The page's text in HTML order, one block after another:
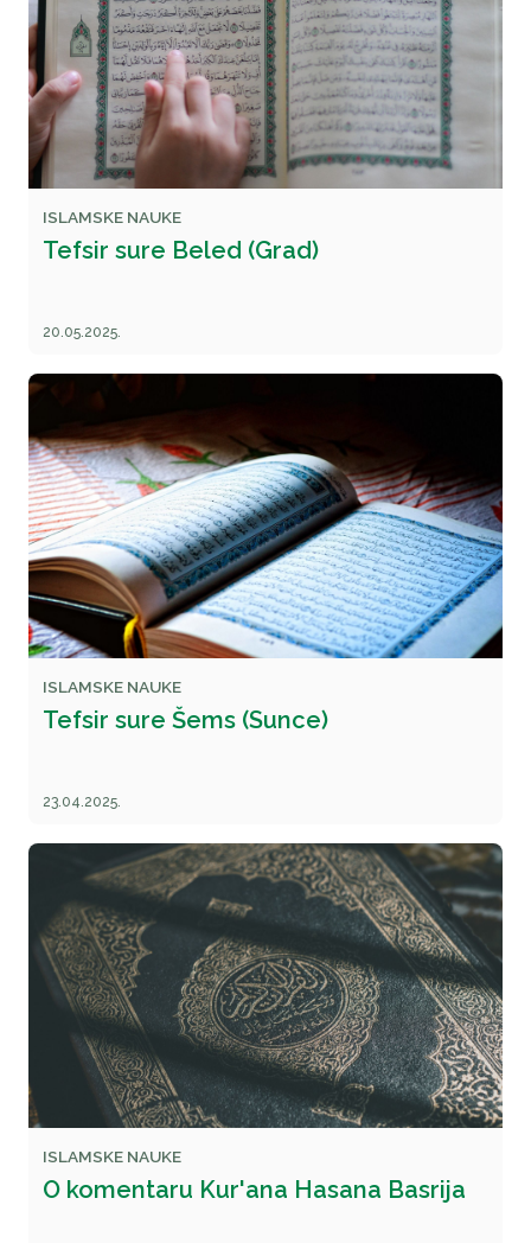
ISLAMSKE NAUKE
Tefsir sure Beled (Grad)
20.05.2025.
ISLAMSKE NAUKE
Tefsir sure Šems (Sunce)
23.04.2025.
ISLAMSKE NAUKE
O komentaru Kur'ana Hasana Basrija